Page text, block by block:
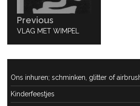
Previous
PREVIOUS
VLAG MET WIMPEL
Ons inhuren; schminken, glitter of
Kinderfeestjes